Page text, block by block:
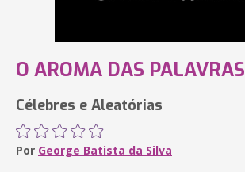
O AROMA DAS PALAVRAS
Célebres e Aleatórias
Por George Batista da Silva